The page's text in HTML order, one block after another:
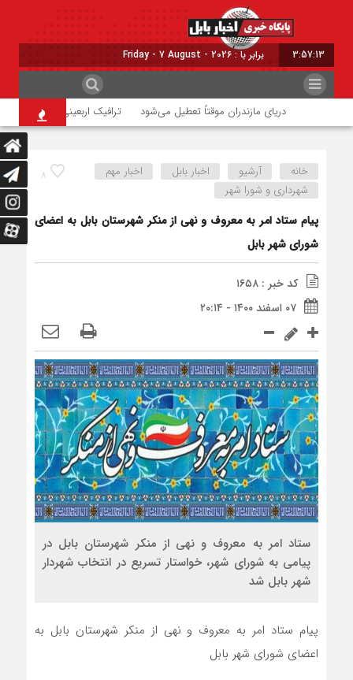
3:57:13 برابر با : Friday - 7 August - 2026
دریای مازندران موقتاً تعطیل می‌شود ترافیک اربعینی در جاده‌های
۸ خانه آرشیو اخبار بابل
اخبار مهم
شهرداری و شورا شهر
پیام ستاد امر به معروف و نهی از منکر شهرستان بابل به اعضای
شورای شهر بابل
کد خبر : ۱۶۵۸
۰۷ اسفند ۱۴۰۰ - ۲۰:۱۴
ستاد امر به معروف و نهی از منکر شهرستان بابل در
پیامی به شورای شهر، خواستار تسریع در انتخاب شهردار
شهر بابل شد
پیام ستاد امر به معروف و نهی از منکر شهرستان بابل به
اعضای شورای شهر بابل